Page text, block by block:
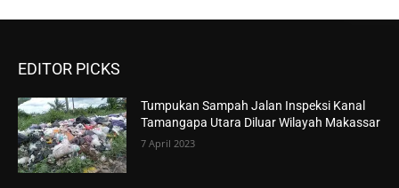
EDITOR PICKS
Tumpukan Sampah Jalan Inspeksi Kanal
Tamangapa Utara Diluar Wilayah Makassar
7 April 2023